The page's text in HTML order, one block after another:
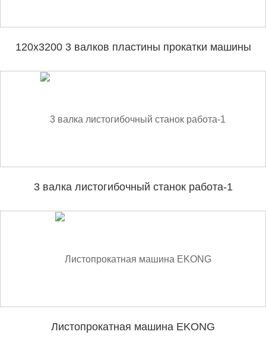
120x3200 3 валков пластины прокатки машины
3 валка листогибочный станок работа-1
Листопрокатная машина EKONG